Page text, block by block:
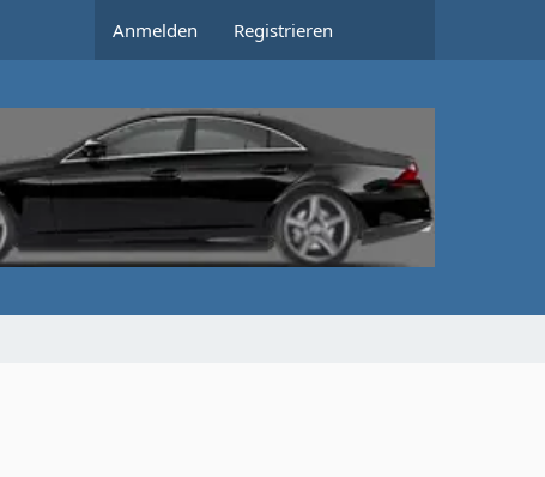
Anmelden Registrieren